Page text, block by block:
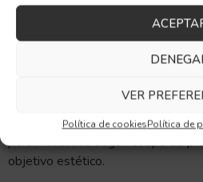
VER
Política de cookiesPolítica de
Es un tratamiento
no invasivo,
recuperación
Logra resultados visibles desde
En Clínica Dra. Gracia Moreno,
personalizados según el tipo de
objetivo estético.